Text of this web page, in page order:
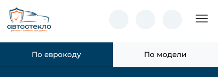
По еврокоду По модели